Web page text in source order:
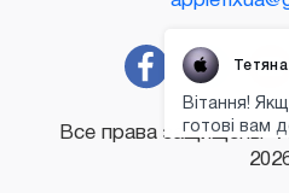
Все права защищены